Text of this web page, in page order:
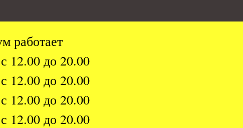
работает
12.00 до 20.00
12.00 до 20.00
12.00 до 20.00
12.00 до 20.00